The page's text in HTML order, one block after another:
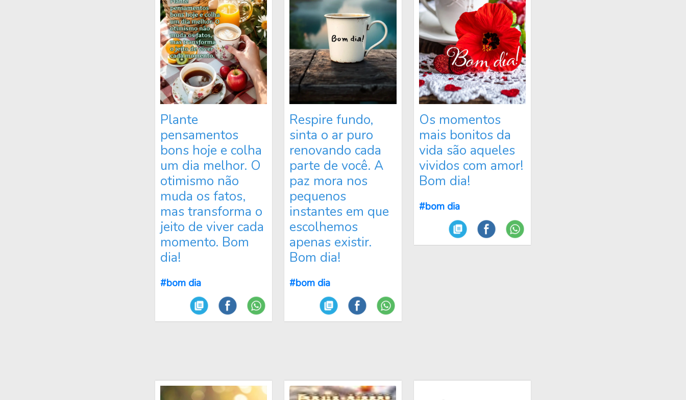
Plante
pensamentos
bons hoje e colha
um dia melhor. O
otimismo não
muda os fatos,
mas transforma o
jeito de viver cada
momento. Bom
dia!
#bom dia
Respire fundo,
sinta o ar puro
renovando cada
parte de você. A
paz mora nos
pequenos
instantes em que
escolhemos
apenas existir.
Bom dia!
#bom dia
Os momentos
mais bonitos da
vida são aqueles
vividos com amor!
Bom dia!
#bom dia